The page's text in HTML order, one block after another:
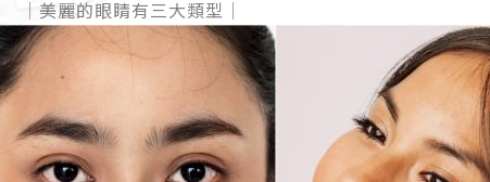
│美麗的眼睛有三大類型│